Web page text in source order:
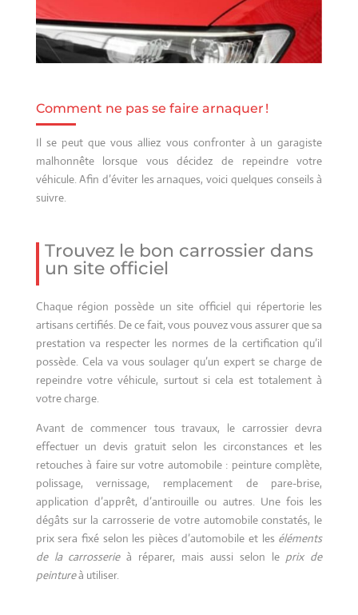
Comment ne pas se faire arnaquer !
Il se peut que vous alliez vous confronter à un garagiste
malhonnête lorsque vous décidez de repeindre votre
véhicule. Afin d’éviter les arnaques, voici quelques conseils à
suivre.
Trouvez le bon carrossier dans
un site officiel
Chaque région possède un site officiel qui répertorie les
artisans certifiés. De ce fait, vous pouvez vous assurer que sa
prestation va respecter les normes de la certification qu’il
possède. Cela va vous soulager qu’un expert se charge de
repeindre votre véhicule, surtout si cela est totalement à
votre charge.
Avant de commencer tous travaux, le carrossier devra
effectuer un devis gratuit selon les circonstances et les
retouches à faire sur votre automobile : peinture complète,
polissage, vernissage, remplacement de pare-brise,
application d’apprêt, d’antirouille ou autres. Une fois les
dégâts sur la carrosserie de votre automobile constatés, le
prix sera fixé selon les pièces d’automobile et les éléments
de la carrosserieà réparer, mais aussi selon le prix de
peintureà utiliser.